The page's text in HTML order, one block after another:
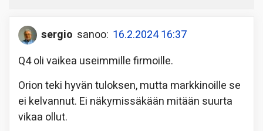
sergio sanoo: 16.2.2024 16:37
Q4 oli vaikea useimmille firmoille.
Orion teki hyvän tuloksen, mutta markkinoille se
ei kelvannut. Ei näkymissäkään mitään suurta
vikaa ollut.